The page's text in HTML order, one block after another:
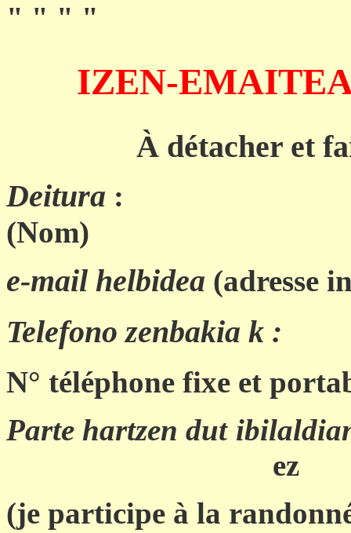
" " " "
IZEN-
À détacher et
Deitura :
(Nom)
e-mail helbidea (adresse
Telefono zenbakia k :
N° téléphone fixe et
Parte hartzen dut
ez
(je participe à la